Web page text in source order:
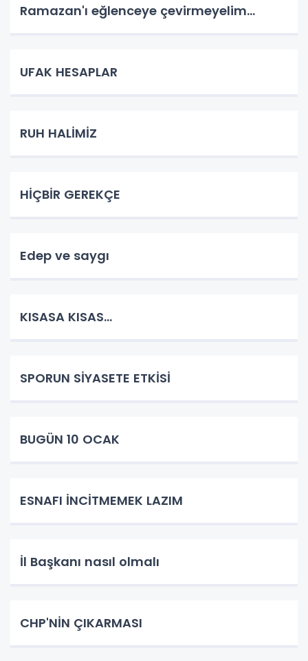
Ramazan'ı eğlenceye çevirmeyelim...
UFAK HESAPLAR
RUH HALİMİZ
HİÇBİR GEREKÇE
Edep ve saygı
KISASA KISAS...
SPORUN SİYASETE ETKİSİ
BUGÜN 10 OCAK
ESNAFI İNCİTMEMEK LAZIM
İl Başkanı nasıl olmalı
CHP'NİN ÇIKARMASI